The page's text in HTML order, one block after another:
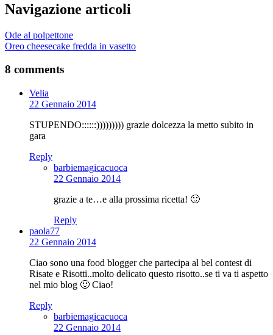
Navigazione articoli
Ode al polpettone
Oreo cheesecake fredda in vasetto
8 comments
Velia
22 Gennaio 2014
STUPENDO::::::))))))))) grazie dolcezza la metto subito in
gara
Reply
barbiemagicacuoca
22 Gennaio 2014
grazie a te…e alla prossima ricetta! 🙂
Reply
paola77
22 Gennaio 2014
Ciao sono una food blogger che partecipa al bel contest di
Risate e Risotti..molto delicato questo risotto..se ti va ti aspetto
nel mio blog 🙂 Ciao!
Reply
barbiemagicacuoca
22 Gennaio 2014